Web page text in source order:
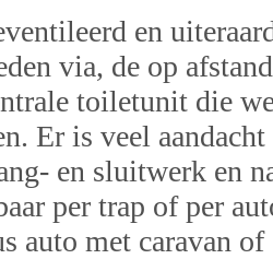
en
via, de op
toiletunit die
Er is veel
en sluitwerk en
per trap of per
auto met caravan